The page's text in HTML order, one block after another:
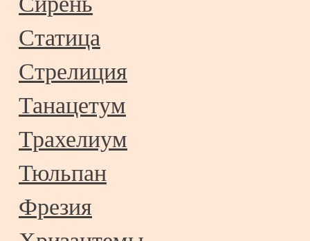
Статица
Стрелиция
Танацетум
Трахелиум
Тюльпан
Фрезия